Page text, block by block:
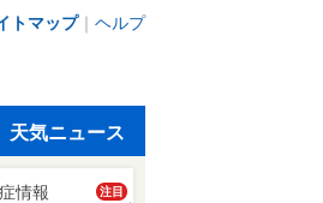
トマップ｜ ヘルプ
天気ニュース
情報 注目